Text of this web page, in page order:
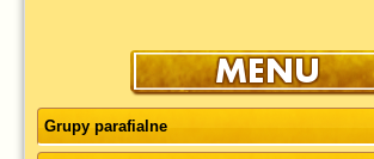
Grupy parafialne